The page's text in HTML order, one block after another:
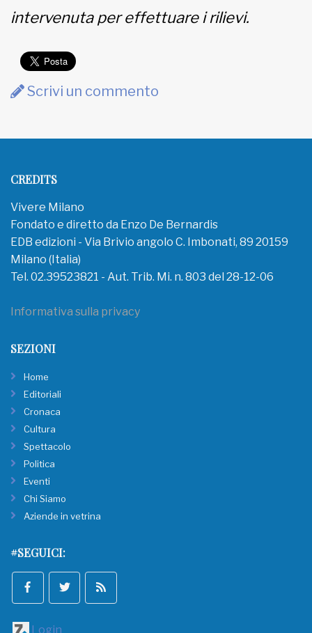
intervenuta per effettuare i rilievi.
Scrivi un commento
CREDITS
Vivere Milano
Fondato e diretto da Enzo De Bernardis
EDB edizioni - Via Brivio angolo C. Imbonati, 89 20159
Milano (Italia)
Tel. 02.39523821 - Aut. Trib. Mi. n. 803 del 28-12-06
Informativa sulla privacy
SEZIONI
Home
Editoriali
Cronaca
Cultura
Spettacolo
Politica
Eventi
Chi Siamo
Aziende in vetrina
#SEGUICI:
Login